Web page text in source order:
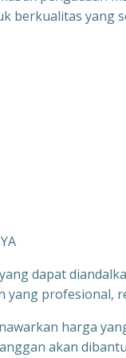
berkualitas yang
dapat
yang profesional,
harga
akan